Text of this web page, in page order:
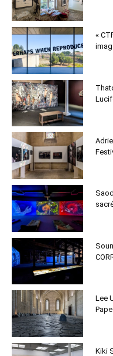
«
Lee
Kiki